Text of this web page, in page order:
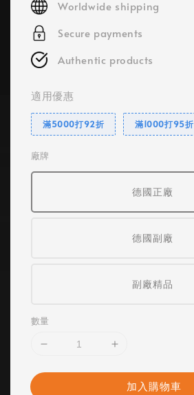
Worldwide shipping
Secure payments
Authentic products
適用優惠
滿5000打92折 滿1000打95折
廠牌
德國正廠
德國副廠
副廠精品
數量
加入購物車